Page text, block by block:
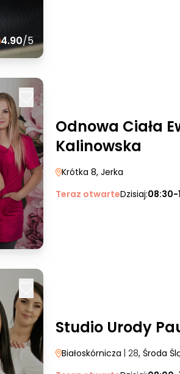
4.90/5
Odnowa Ciała
Kalinowska
Krótka 8, Jerka
Teraz otwarteDzisiaj:08:30-
Studio Urody
Białoskórnicza | 28, Środa